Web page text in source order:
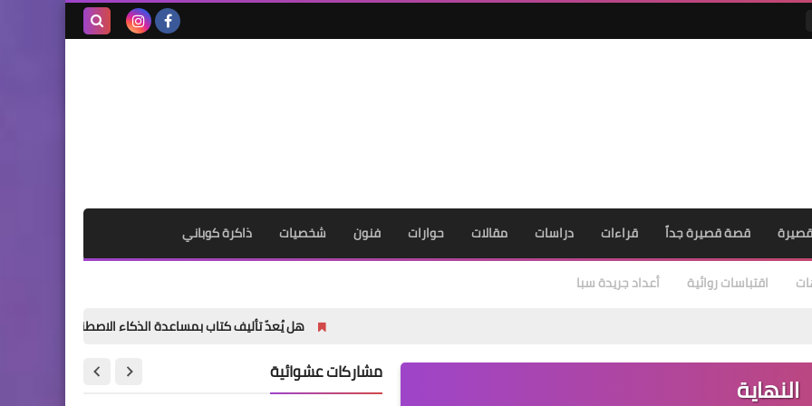
قصة قصيرة جداً قراءات دراسات مقالات حوارات فنون شخصيات ذاكرة كوباني
اقتباسات روائية أعداد جريدة سبا
هل يُعدّ تأليف كتاب بمساعدة الذكاء الاصطناعي أمراً خاطئاً؟
النهاية مشاركات عشوائية